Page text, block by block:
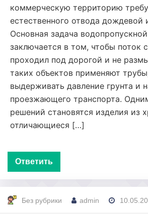
коммерческую территорию
естественного отвода дождевой
Основная задача
заключается в том, чтобы поток
проходил под дорогой и не
таких объектов применяют
выдерживать давление грунта и
проезжающего транспорта.
решений становятся изделия из
отличающиеся […]
Ответить
Без рубрики admin